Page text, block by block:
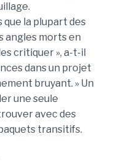
que la plupart des
angles morts en
critiquer », a-t-il
dans un projet
bruyant. » Un
une seule
avec des
transitifs.